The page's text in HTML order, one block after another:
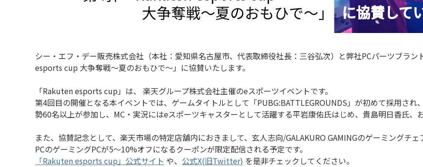
シー・エフ・デー販売株式会社（本社：愛知県名古屋市、代表取締役社長：三谷弘次）と弊社PCパーツブラ
esports cup 大争奪戦～夏のおもひで～」に協賛いたします。
「Rakuten esports cup」は、 楽天グループ株式会社主催のeスポーツイベントです。
第4回目の開催となる本イベントでは、ゲームタイトルとして「PUBG:BATTLEGROUNDS」が初めて採用さ
勢60名以上が参加し、MC・実況にはeスポーツキャスターとして活躍する平岩康佑氏はじめ、貴島明⽇⾹⽒、
また、協賛記念として、楽天市場の特定店舗内におきまして、玄人志向/GALAKURO GAMINGのゲーミングチ
PCのゲーミングPCが5～10%オフになるクーポンが限定配信される予定です。
「Rakuten esports cup」公式サイト や、 公式X(旧Twitter) を是非チェックしてください。